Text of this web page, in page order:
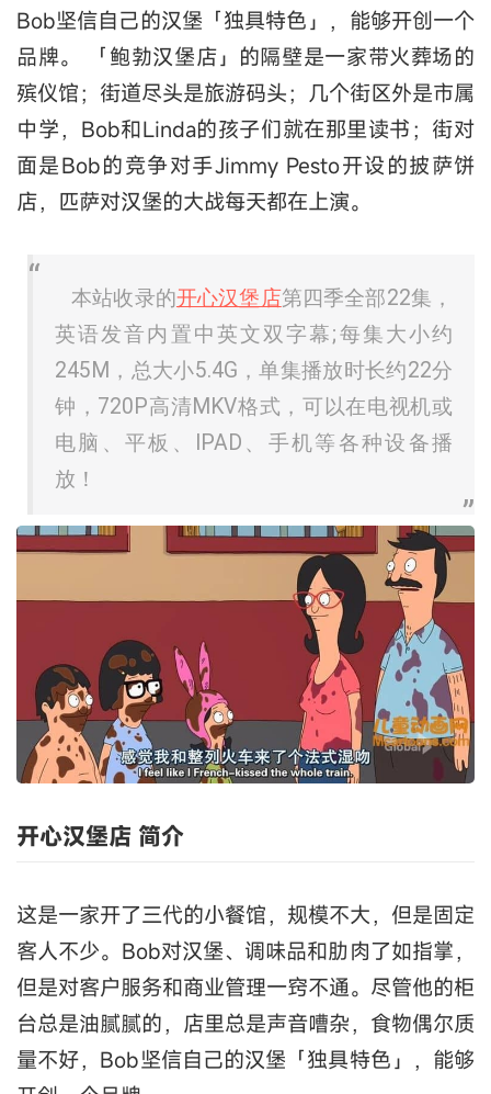
Bob坚信自己的汉堡「独具特色」，能够开创一个
品牌。 「鲍勃汉堡店」的隔壁是一家带火葬场的
殡仪馆；街道尽头是旅游码头；几个街区外是市属
中学，Bob和Linda的孩子们就在那里读书；街对
面是Bob的竞争对手Jimmy Pesto开设的披萨饼
店，匹萨对汉堡的大战每天都在上演。
本站收录的开心汉堡店第四季全部22集，
英语发音内置中英文双字幕;每集大小约
245M，总大小5.4G，单集播放时长约22分
钟，720P高清MKV格式，可以在电视机或
电脑、平板、IPAD、手机等各种设备播
放！
开心汉堡店 简介
这是一家开了三代的小餐馆，规模不大，但是固定
客人不少。Bob对汉堡、调味品和肋肉了如指掌，
但是对客户服务和商业管理一窍不通。尽管他的柜
台总是油腻腻的，店里总是声音嘈杂，食物偶尔质
量不好，Bob坚信自己的汉堡「独具特色」，能够